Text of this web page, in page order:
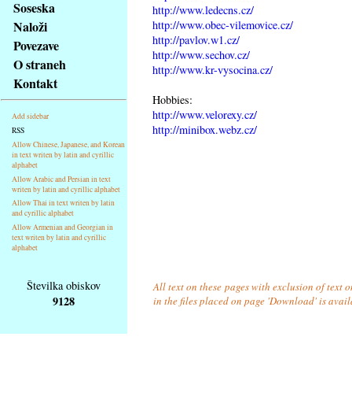
tomto
webu
základní
Hlavní
strana
Soseska
Naloži
Povezave
O straneh
Kontakt
Add sidebar
RSS
Allow Chinese, Japanese, and Korean
in text writen by latin and cyrillic
alphabet
Allow Arabic and Persian in text
writen by latin and cyrillic alphabet
Allow Thai in text writen by latin
and cyrillic alphabet
Allow Armenian and Georgian in
text writen by latin and cyrillic
alphabet
http://www.ledecns.cz/
http://www.obec-vilemovice.cz/
http://pavlov.w1.cz/
http://www.sechov.cz/
http://www.kr-vysocina.cz/
Hobbies:
http://www.velorexy.cz/
http://minibox.webz.cz/
Številka obiskov
9128
All text on these pages with exclusion of text
in the files placed on page 'Download' is